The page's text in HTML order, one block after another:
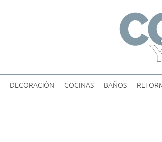
DECORACIÓN COCINAS BAÑOS